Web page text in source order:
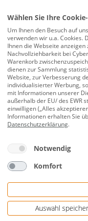
Die Vorteile
bewältigen.
anderen
Die
in Ihre
Der
auf Qualität
zahlreichen
Material:
geeignet
Wählen Sie Ihre
Um Ihnen den Besuch auf
verwenden wir u.a. Cookies.
Ihnen die Webseite
Nachvollziehbarkeit bei
Warenkorb
dienen zur Sammlung
Website, zur Verbesserung
individualisierter Werbung,
mit Informationen unserer
außerhalb der EU/ des EWR
einwilligen („Alles
Informationen erhalten Sie
Datenschutzerklärung.
Notwendig
Komfort
Auswahl